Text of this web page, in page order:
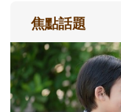
焦點話題
和孩子一起長
不同模樣